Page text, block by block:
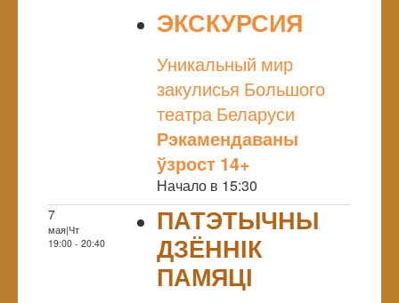
ЭКСКУРСИЯ
Уникальный мир
закулисья Большого
театра Беларуси
Рэкамендаваны
ўзрост 14+
Начало в 15:30
7
мая|Чт
19:00 - 20:40
ПАТЭТЫЧНЫ
ДЗЁННІК
ПАМЯЦІ